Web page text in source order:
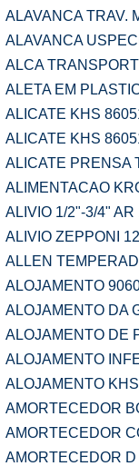
ALAVANCA TRAV.
ALAVANCA
ALCA
ALETA EM
ALICATE KHS
ALICATE KHS
ALICATE PRENSA
ALIMENTACAO
ALIVIO 1/2"-3/4" AR
ALIVIO ZEPPONI
ALLEN
ALOJAMENTO
ALOJAMENTO DA
ALOJAMENTO DE
ALOJAMENTO
ALOJAMENTO
AMORTECEDOR
AMORTECEDOR
AMORTECEDOR